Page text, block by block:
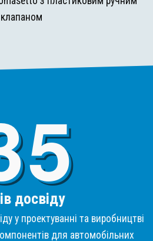
клапаном
досвіду
у проектуванні та виробництві
для автомобільних